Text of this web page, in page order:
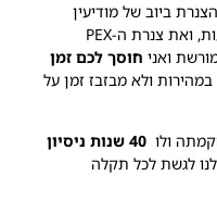
ביוב של מודיעין
מכבים רעות. את הווילות במכבים רעות, ואת צנרת ה-PEX
ואני חוסך לכם זמן
ולא מבזבז זמן על
ולו 40 שנות ניסיון
לגשת לכל תקלה